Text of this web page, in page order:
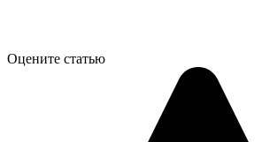
Оцените статью